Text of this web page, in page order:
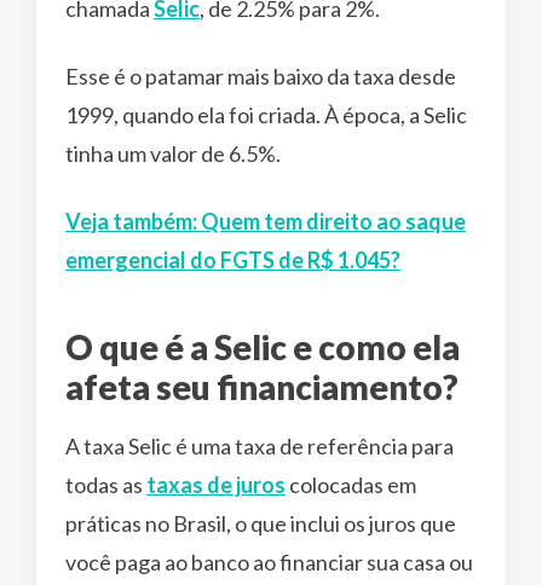
chamadaSelic, de 2.25% para 2%.
Esse é o patamar mais baixo da taxa desde
1999, quando ela foi criada. À época, a Selic
tinha um valor de 6.5%.
Veja também: Quem tem direito ao saque
emergencial do FGTS de R$ 1.045?
O que é a Selic e como ela
afeta seu financiamento?
A taxa Selic é uma taxa de referência para
todas as taxas de juros colocadas em
práticas no Brasil, o que inclui os juros que
você paga ao banco ao financiar sua casa ou